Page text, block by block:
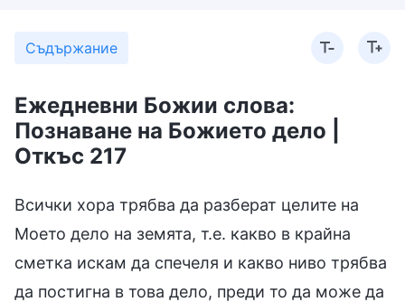
Съдържание
Ежедневни Божии слова:
Познаване на Божието дело |
Откъс 217
Всички хора трябва да разберат целите на
Моето дело на земята, т.е. какво в крайна
сметка искам да спечеля и какво ниво трябва
да постигна в това дело, преди то да може да